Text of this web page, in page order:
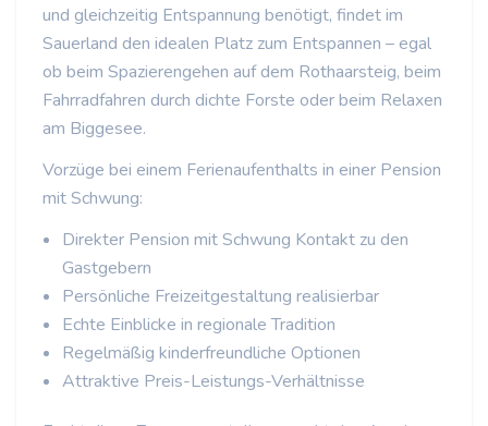
und gleichzeitig Entspannung benötigt, findet im
Sauerland den idealen Platz zum Entspannen – egal
ob beim Spazierengehen auf dem Rothaarsteig, beim
Fahrradfahren durch dichte Forste oder beim Relaxen
am Biggesee.
Vorzüge bei einem Ferienaufenthalts in einer Pension
mit Schwung:
Direkter Pension mit Schwung Kontakt zu den
Gastgebern
Persönliche Freizeitgestaltung realisierbar
Echte Einblicke in regionale Tradition
Regelmäßig kinderfreundliche Optionen
Attraktive Preis-Leistungs-Verhältnisse